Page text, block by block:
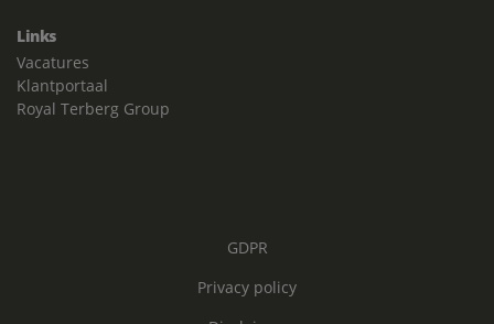
Links
Vacatures
Klantportaal
Royal Terberg Group
GDPR
Privacy policy